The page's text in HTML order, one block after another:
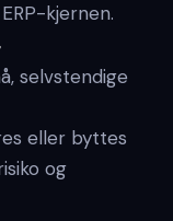
kjernen.
selvstendige
eller byttes
og